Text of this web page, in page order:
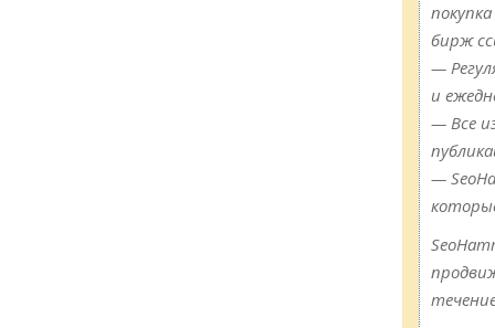
бирж
—
и
— Все
—